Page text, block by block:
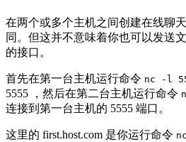
在两个或多个主机之间创建在线聊
同。但这并不意味着你也可以发送
的接口。
首先在第一台主机运行命令 nc -l
5555 ，然后在第二台主机运行命令
连接到第一台主机的 5555 端口。
这里的 first.host.com 是你运行命令